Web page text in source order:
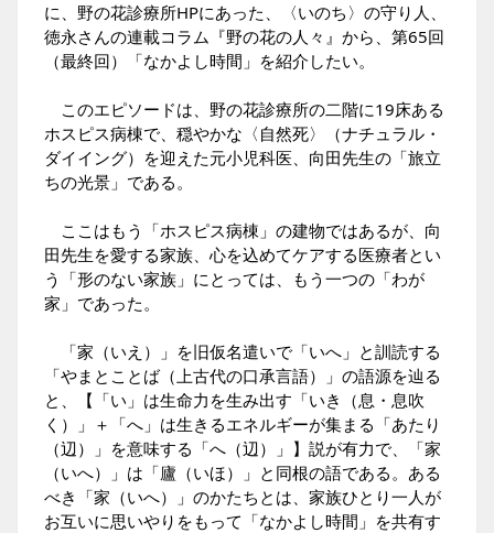
に、野の花診療所HPにあった、
〈いのち〉の守り人 、
徳永さんの連載コラム『野の花の人々』から、第65回
（最終回）「なかよし時間」を紹介したい。
このエピソードは、野の花診療所の二階に19床ある
ホスピス病棟で、穏やかな〈自然死〉（ナチュラル・
ダイイング）を迎えた元小児科医、向田先生の「旅立
ちの光景」である。
ここはもう「ホスピス病棟」の建物ではあるが、向
田先生を愛する家族、心を込めてケアする医療者とい
う「形のない家族」にとっては、もう一つの「わが
家」であった。
「家（いえ）」を旧仮名遣いで「いへ」と訓読する
「やまとことば（上古代の口承言語）」の語源を辿る
と、【「い」は生命力を生み出す「いき（息・息吹
く）」＋「へ」は生きるエネルギーが集まる「あたり
（辺）」を意味する「へ（辺）」】説が有力で、「家
（いへ）」は「廬（いほ）」と同根の語である。ある
べき「家（いへ）」のかたちとは、家族ひとり一人が
お互いに思いやりをもって「なかよし時間」を共有す